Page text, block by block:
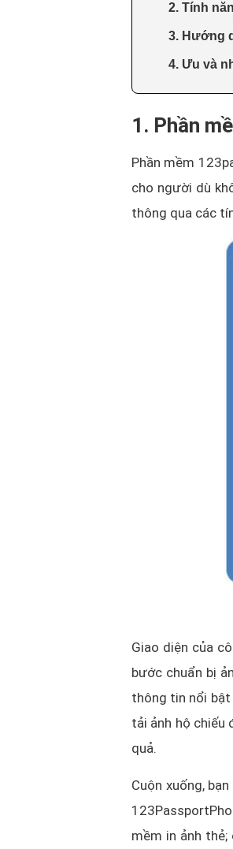
2. Tính
3. Hướng
4. Ưu và
1. Phần
Phần mềm
cho người dù
thông qua các
Giao diện của
bước chuẩn bị
thông tin nổi bật
tải ảnh hộ chiếu
quả.
Cuộn xuống,
mềm in ảnh